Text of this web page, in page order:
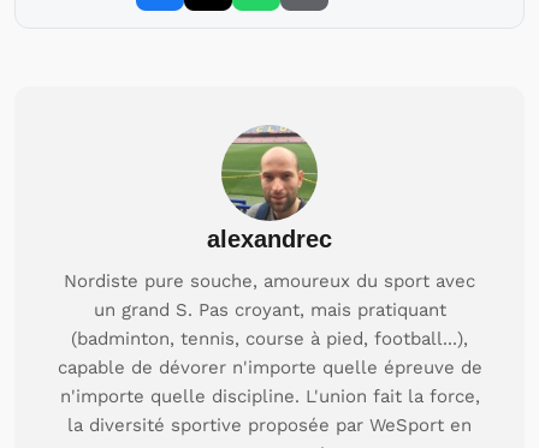
alexandrec
Nordiste pure souche, amoureux du sport avec
un grand S. Pas croyant, mais pratiquant
(badminton, tennis, course à pied, football...),
capable de dévorer n'importe quelle épreuve de
n'importe quelle discipline. L'union fait la force,
la diversité sportive proposée par WeSport en